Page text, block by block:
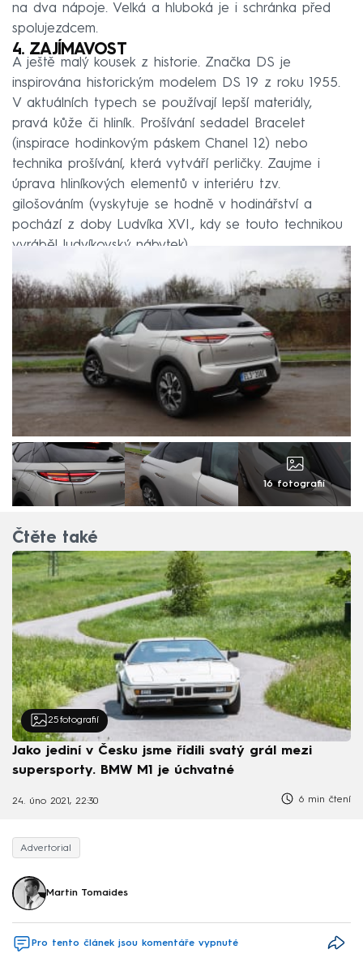
na dva nápoje. Velká a hluboká je i schránka před
spolujezdcem.
4. ZAJÍMAVOST
A ještě malý kousek z historie. Značka DS je
inspirována historickým modelem DS 19 z roku 1955.
V aktuálních typech se používají lepší materiály,
pravá kůže či hliník. Prošívání sedadel Bracelet
(inspirace hodinkovým páskem Chanel 12) nebo
technika prošívání, která vytváří perličky. Zaujme i
úprava hliníkových elementů v interiéru tzv.
gilošováním (vyskytuje se hodně v hodinářství a
pochází z doby Ludvíka XVI., kdy se touto technikou
vyráběl ludvíkovský nábytek).
16 fotografií
Čtěte také
25 fotografií
Jako jediní v Česku jsme řídili svatý grál mezi
supersporty. BMW M1 je úchvatné
24. úno 2021, 22:30 6 min čtení
Advertorial
Martin Tomaides
Pro tento článek jsou komentáře vypnuté